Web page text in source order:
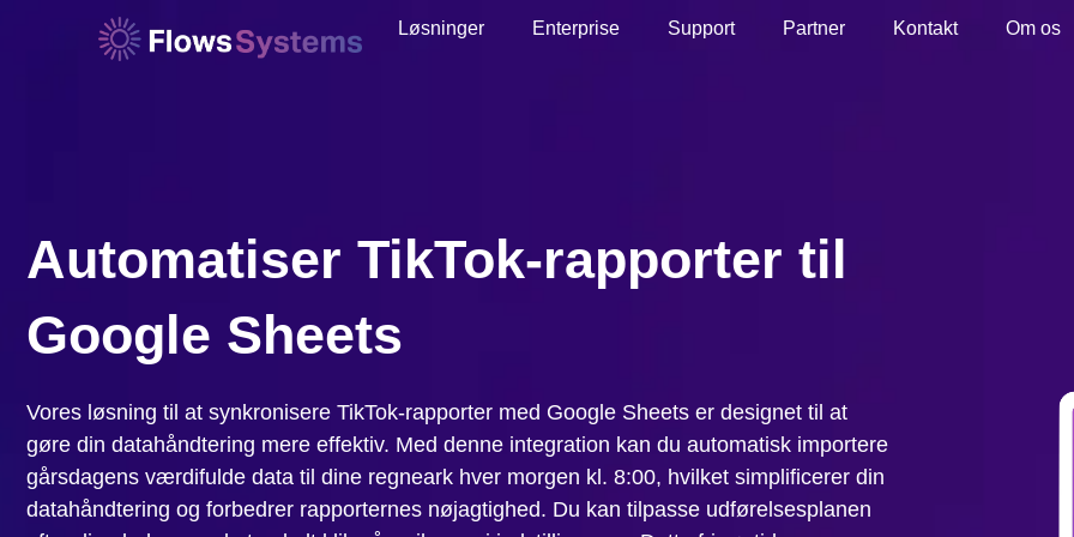
Løsninger Enterprise Support Partner Kontakt Om os
Automatiser TikTok-rapporter til
Google Sheets
Vores løsning til at synkronisere TikTok-rapporter med Google Sheets er designet til at
gøre din datahåndtering mere effektiv. Med denne integration kan du automatisk importere
gårsdagens værdifulde data til dine regneark hver morgen kl. 8:00, hvilket simplificerer din
datahåndtering og forbedrer rapporternes nøjagtighed. Du kan tilpasse udførelsesplanen